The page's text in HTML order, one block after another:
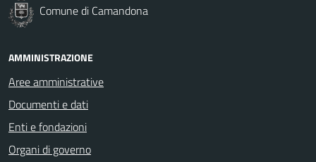
Comune di Camandona
AMMINISTRAZIONE
Aree amministrative
Documenti e dati
Enti e fondazioni
Organi di governo